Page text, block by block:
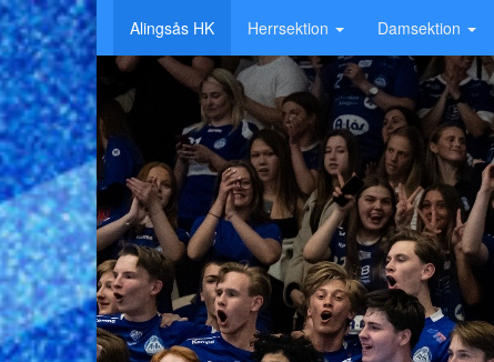
Alingsås HK Herrsektion Damsektion